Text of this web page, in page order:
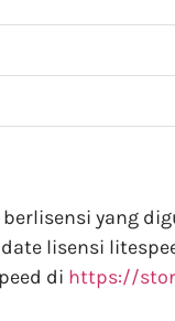
yang
lisensi
di https://